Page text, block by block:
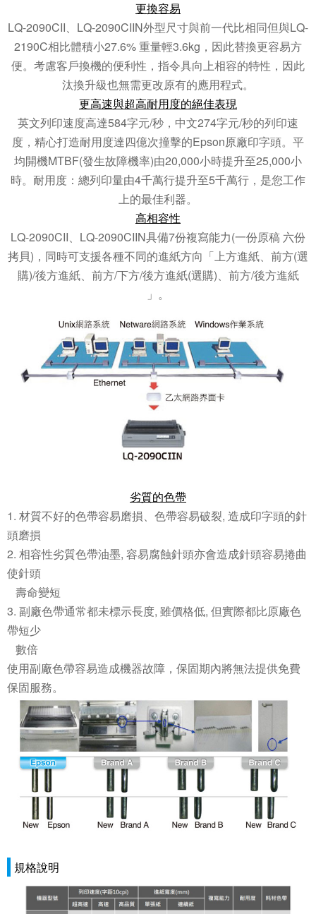
更換容易
LQ-2090CII、LQ-2090CIIN外型尺寸與前一代比相同但與LQ-
2190C相比體積小27.6% 重量輕3.6kg，因此替換更容易方
便。考慮客戶換機的便利性，指令具向上相容的特性，因此
汰換升級也無需更改原有的應用程式。
更高速與超高耐用度的絕佳表現
英文列印速度高達584字元/秒，中文274字元/秒的列印速
度，精心打造耐用度達四億次撞擊的Epson原廠印字頭。平
均開機MTBF(發生故障機率)由20,000小時提升至25,000小
時。耐用度：總列印量由4千萬行提升至5千萬行，是您工作
上的最佳利器。
高相容性
LQ-2090CII、LQ-2090CIIN具備7份複寫能力(一份原稿 六份
拷貝)，同時可支援各種不同的進紙方向「上方進紙、前方(選
購)/後方進紙、前方/下方/後方進紙(選購)、前方/後方進紙
」。
劣質的色帶
1. 材質不好的色帶容易磨損、色帶容易破裂, 造成印字頭的針
頭磨損
2. 相容性劣質色帶油墨, 容易腐蝕針頭亦會造成針頭容易捲曲
使針頭
壽命變短
3. 副廠色帶通常都未標示長度, 雖價格低, 但實際都比原廠色
帶短少
數倍
使用副廠色帶容易造成機器故障，保固期內將無法提供免費
保固服務。
規格說明